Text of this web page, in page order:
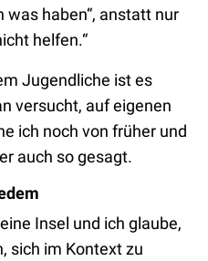
was haben“, anstatt nur
helfen.“
Jugendliche ist es
versucht, auf eigenen
ich noch von früher und
auch so gesagt.
Insel und ich glaube,
sich im Kontext zu